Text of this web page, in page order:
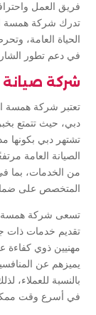
فريق العمل
تدرك شركة همسة
الحياة العامة،
في دعم تطور
شركة
تعتبر شركة همسة
دبي، حيث تتمتع
تشتهر دبي بكونها
الصيانة العامة
من الخدمات، بما
المتخصص على
تسعى شركة همسة
تقديم خدمات ذات
مهنيين ذوي كفاءة
يميزهم عن
بالنسبة للعملاء،
في أسرع وقت